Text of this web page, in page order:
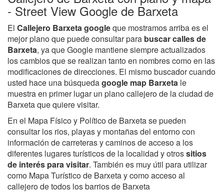
- Street View Google de Barxeta
El Callejero Barxeta googleque mostramos arriba es el
mejor plano que puede consultar para buscar calles de
Barxeta, ya que Google mantiene siempre actualizados
los cambios que se realizan tanto en nombres como en las
modificaciones de direcciones. El mismo buscador cuando
usted hace una búsquedagoogle map Barxeta le
muestra en primer lugar un plano callejero de la ciudad de
Barxeta que quiere visitar.
En el Mapa Físico y Político de Barxeta se pueden
consultar los rios, playas y montañas del entorno con
información de carreteras y caminos de acceso a los
diferentes lugares turísticos de la localidad y otrossitios
de interés para visitar. También es muy útil para utilizar
como Mapa Turístico de Barxeta y como acceso al
callejero de todos los barrios de Barxeta